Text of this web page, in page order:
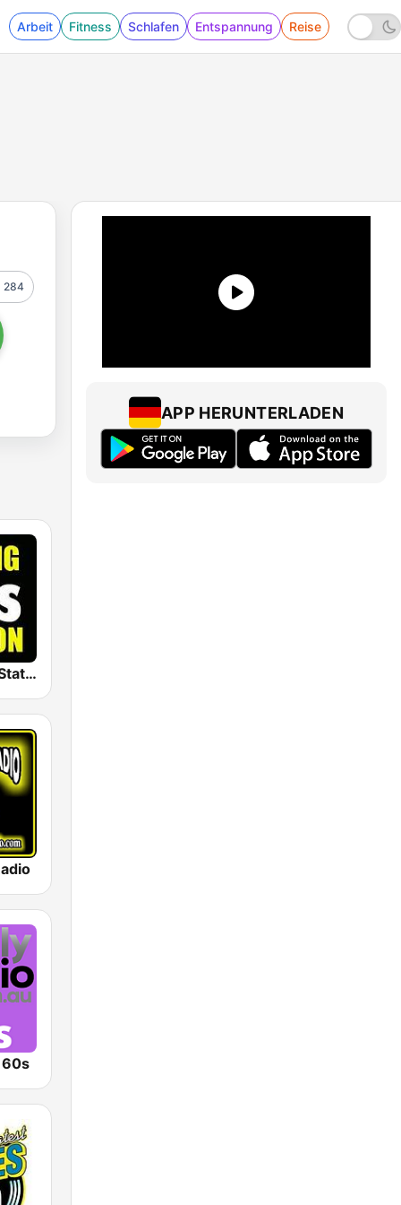
Arbeit Fitness Schlafen Entspannung Reise
284
The Big 80s Station
60s
APP HERUNTERLADEN